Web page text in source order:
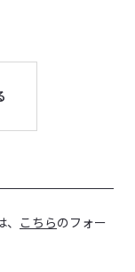
こちらのフォー